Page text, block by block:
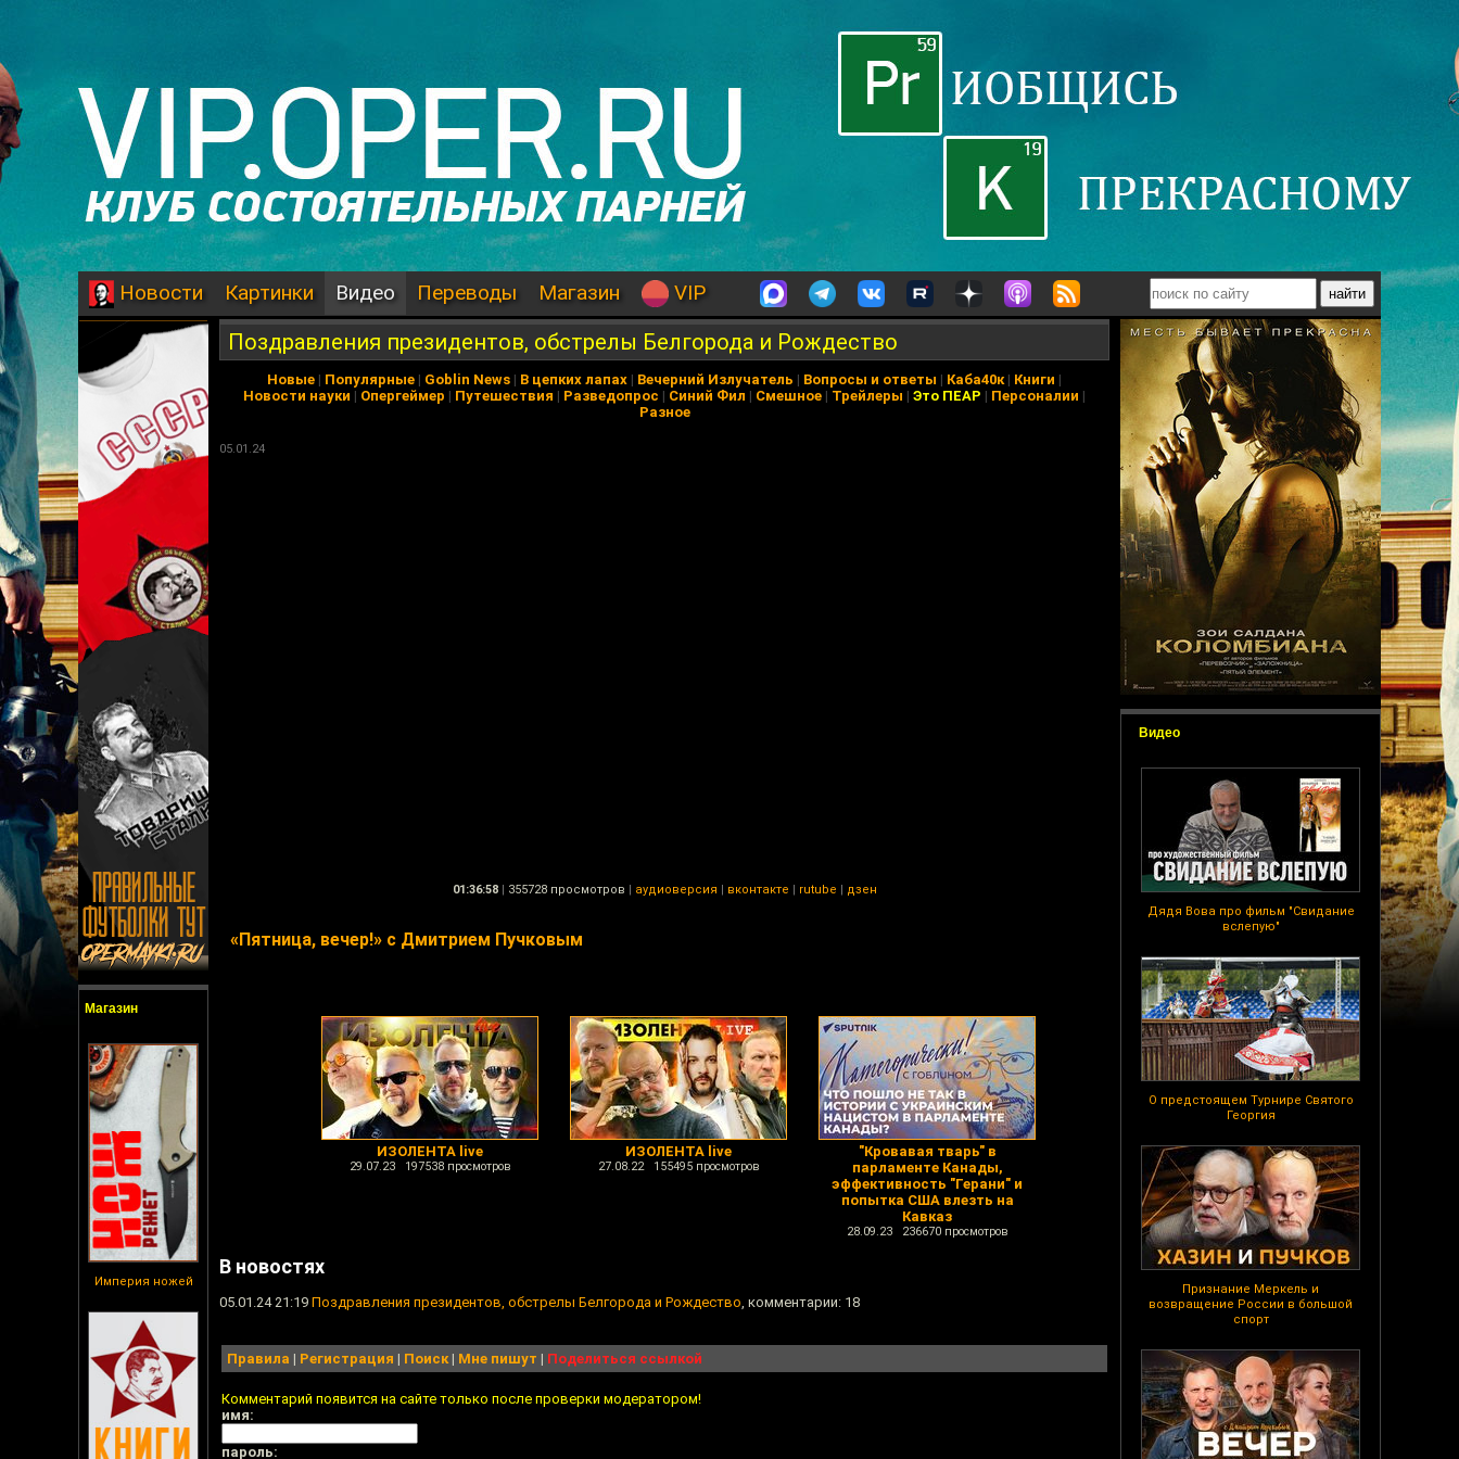
Новости Картинки Видео Переводы Магазин VIP
Магазин
Империя ножей
Видео
Дядя Вова про фильм "Свидание
вслепую"
О предстоящем Турнире Святого
Георгия
Признание Меркель и
возвращение России в большой
спорт
Поздравления президентов, обстрелы Белгорода и Рождество
Новые | Популярные | Goblin News | В цепких лапах | Вечерний Излучатель | Вопросы и ответы | Каба40к| Книги |
Новости науки | Опергеймер | Путешествия | Разведопрос | Синий Фил | Смешное | Трейлеры | Это ПЕАР | Персоналии |
Разное
05.01.24
01:36:58 | 355728 просмотров | аудиоверсия | вконтакте | rutube | дзен
«Пятница, вечер!» с Дмитрием Пучковым
ИЗОЛЕНТА live
29.07.23 197538 просмотров
ИЗОЛЕНТА live
27.08.22 155495 просмотров
"Кровавая тварь" в
парламенте Канады,
эффективность "Герани" и
попытка США влезть на
Кавказ
28.09.23 236670 просмотров
В новостях
05.01.24 21:19 Поздравления президентов, обстрелы Белгорода и Рождество, комментарии: 18
Правила | Регистрация | Поиск| Мне пишут | Поделиться ссылкой
Комментарий появится на сайте только после проверки модератором!
имя:
пароль: